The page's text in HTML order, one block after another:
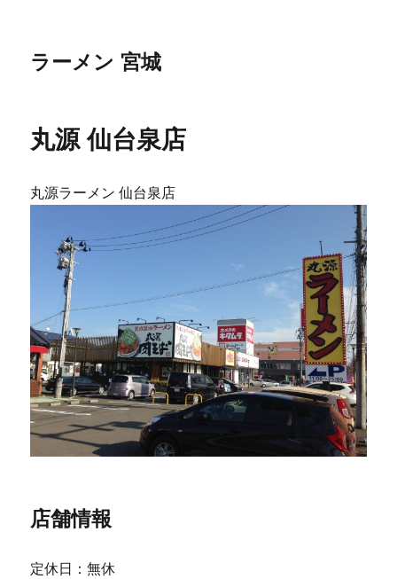
ラーメン 宮城
丸源 仙台泉店
丸源ラーメン 仙台泉店
店舗情報
定休日：無休